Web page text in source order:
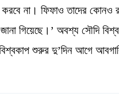
করবে না। ফিফাও তাদের
জানা গিয়েছে।’ অবশ্য সৌদি
শুরুর দু’দিন আগে